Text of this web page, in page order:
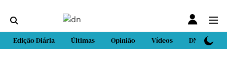
Edição Diária Últimas Opinião Vídeos DN Sport